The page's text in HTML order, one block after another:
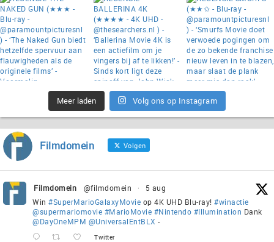
Meer laden Volg ons op Instagram
Filmdomein Volgen
Filmdomein @filmdomein ·
5 aug
Win #SuperMarioGalaxyMovie op 4K UHD Blu-ray! #winactie
@supermariomovie #MarioMovie #Nintendo #Illumination Dank
@DayOneMPM @UniversalEntBLX -
Twitter